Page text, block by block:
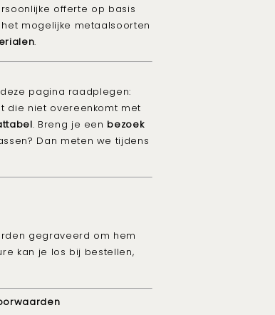
offerte op basis
mogelijke metaalsoorten
.
pagina raadplegen:
die niet overeenkomt met
. Breng je een bezoek
Dan meten we tijdens
gegraveerd om hem
kan je los bij bestellen,